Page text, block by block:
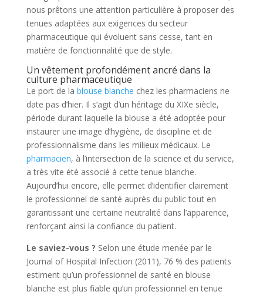
nous prêtons une attention particulière à proposer des
tenues adaptées aux exigences du secteur
pharmaceutique qui évoluent sans cesse, tant en
matière de fonctionnalité que de style.
Un vêtement profondément ancré dans la
culture pharmaceutique
Le port de la blouse blanche chez les pharmaciens ne
date pas d’hier. Il s’agit d’un héritage du XIXe siècle,
période durant laquelle la blouse a été adoptée pour
instaurer une image d’hygiène, de discipline et de
professionnalisme dans les milieux médicaux. Le
pharmacien, à l’intersection de la science et du service,
a très vite été associé à cette tenue blanche.
Aujourd’hui encore, elle permet d’identifier clairement
le professionnel de santé auprès du public tout en
garantissant une certaine neutralité dans l’apparence,
renforçant ainsi la confiance du patient.
Le saviez-vous ? Selon une étude menée par le
Journal of Hospital Infection (2011), 76 % des patients
estiment qu’un professionnel de santé en blouse
blanche est plus fiable qu’un professionnel en tenue